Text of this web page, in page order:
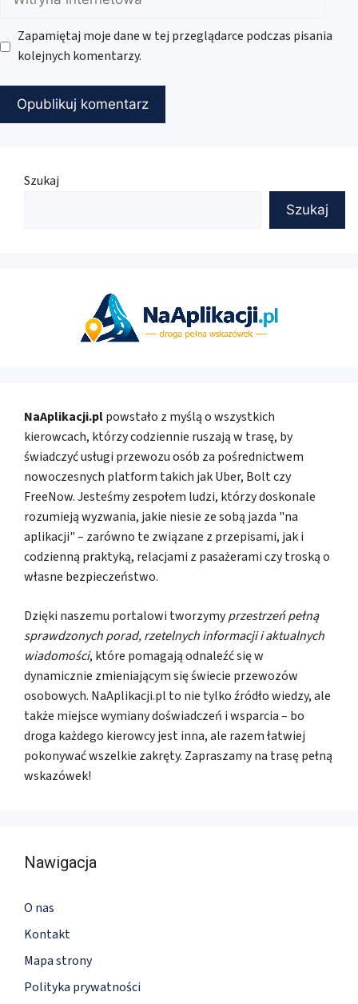
internetowa
Zapamiętaj moje dane w tej przeglądarce podczas pisania
kolejnych komentarzy.
Szukaj
Szukaj
NaAplikacji.plpowstało z myślą o wszystkich
kierowcach, którzy codziennie ruszają w trasę, by
świadczyć usługi przewozu osób za pośrednictwem
nowoczesnych platform takich jak Uber, Bolt czy
FreeNow. Jesteśmy zespołem ludzi, którzy doskonale
rozumieją wyzwania, jakie niesie ze sobą jazda "na
aplikacji" – zarówno te związane z przepisami, jak i
codzienną praktyką, relacjami z pasażerami czy troską o
własne bezpieczeństwo.
Dzięki naszemu portalowi tworzymyprzestrzeń pełną
sprawdzonych porad, rzetelnych informacji i aktualnych
wiadomości, które pomagają odnaleźć się w
dynamicznie zmieniającym się świecie przewozów
osobowych. NaAplikacji.pl to nie tylko źródło wiedzy, ale
także miejsce wymiany doświadczeń i wsparcia – bo
droga każdego kierowcy jest inna, ale razem łatwiej
pokonywać wszelkie zakręty. Zapraszamy na trasę pełną
wskazówek!
Nawigacja
O nas
Kontakt
Mapa strony
Polityka prywatności